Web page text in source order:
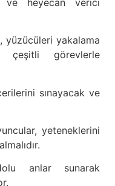
yüzücüleri yakalama
görevlerle
sınayacak ve
yeteneklerini
anlar sunarak